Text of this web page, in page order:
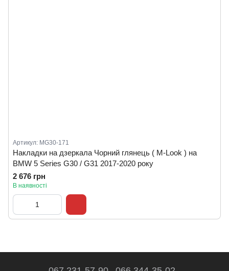
Артикул: MG30-171
Накладки на дзеркала Чорний глянець ( M-Look ) на
BMW 5 Series G30 / G31 2017-2020 року
2 676 грн
В наявності